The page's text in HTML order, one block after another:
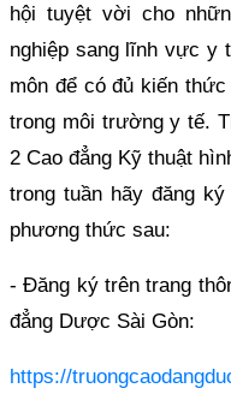
hội tuyệt vời cho
nghiệp sang lĩnh vực y
môn để có đủ kiến
trong môi trường y tế.
2 Cao đẳng Kỹ thuật
trong tuần hãy đăng
phương thức sau:
- Đăng ký trên trang
đẳng Dược Sài Gòn:
https://